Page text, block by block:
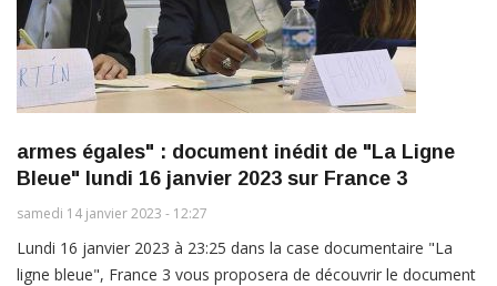
armes égales" : document inédit de "La Ligne
Bleue" lundi 16 janvier 2023 sur France 3
samedi 14 janvier 2023 - 12:27
Lundi 16 janvier 2023 à 23:25 dans la case documentaire "La
ligne bleue", France 3 vous proposera de découvrir le document